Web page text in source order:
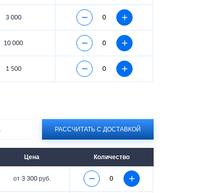
3 000
10 000
1 500
РАССЧИТАТЬ С ДОСТАВКОЙ
Цена Количество
от 3 300 руб.